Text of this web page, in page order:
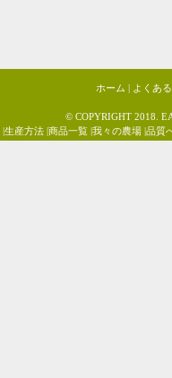
ホーム | よくあ
© COPYRIGHT 2018.
|生産方法 |商品一覧|我々の農場|品質